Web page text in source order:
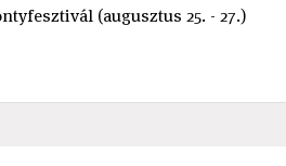
(augusztus 25. - 27.)